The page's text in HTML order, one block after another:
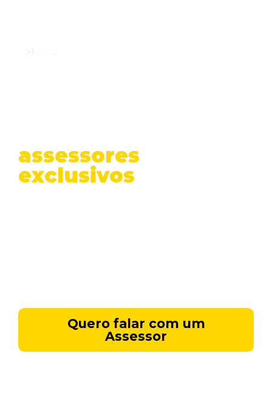
assessores
exclusivos
Quero falar com um
Assessor